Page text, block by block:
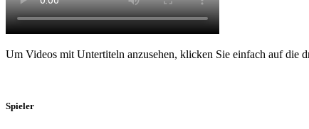
Um Videos mit Untertiteln anzusehen, klicken Sie einfach auf die
Spieler